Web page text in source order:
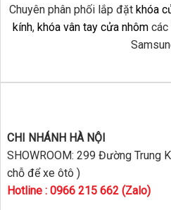
Chuyên phân phối lắp đặt khóa
kính, khóa vân tay cửa nhômcác
CHI NHÁNH HÀ NỘI
SHOWROOM: 299 Đường Trung
chỗ để xe ôtô )
Hotline : 0966 215 662 (Zalo)